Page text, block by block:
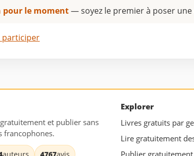
pour le moment— soyez le premier à poser
participer
et publier sans
francophones.
Explorer
Livres gratuits par
Lire gratuitement